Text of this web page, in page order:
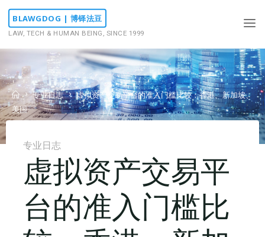
Skip
content
BLAWGDOG | 博铎法豆
LAW, TECH & HUMAN BEING, SINCE 1999
Home专业日志
虚拟资产交易平台的准入门槛比较：香港、新加坡、
美国
专业日志
虚拟资产交易平
台的准入门槛比